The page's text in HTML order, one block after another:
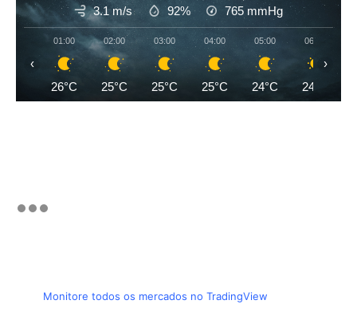
3.1 m/s 92% 765 mmHg
01:00
26°C
02:00
25°C
03:00
25°C
04:00
25°C
05:00
24°C
06:00
24°C
‹ ›
Monitore todos os mercados no TradingView